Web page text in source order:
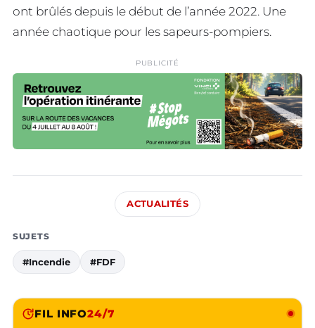
ont brûlés depuis le début de l’année 2022. Une
année chaotique pour les sapeurs-pompiers.
PUBLICITÉ
ACTUALITÉS
SUJETS
#Incendie #FDF
FIL INFO24/7